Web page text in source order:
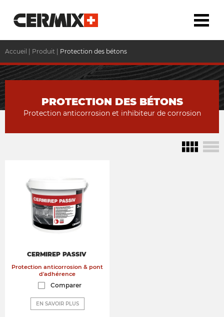
Accueil Produit Protection des bétons
PROTECTION DES BÉTONS
Protection anticorrosion et inhibiteur de corrosion
CERMIREP PASSIV
Protection anticorrosion & pont
d'adhérence
EN SAVOIR PLUS
Comparer